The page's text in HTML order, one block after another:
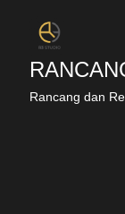
Rancang dan